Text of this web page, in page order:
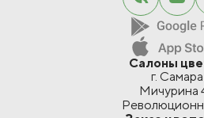
Салоны
г. Самара
Мичурина